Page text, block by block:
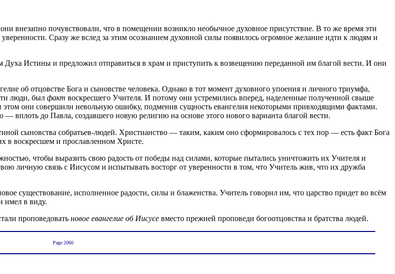
внезапно почувствовали, что в помещении возникло необычное духовное присутствие. В то же время эти
Сразу же вслед за этим осознанием духовной силы появилось огромное желание идти к людям и
Духа Истины и предложил отправиться в храм и приступить к возвещению переданной им благой вести. И они
об отцовстве Бога и сыновстве человека. Однако в тот момент духовного упоения и личного триумфа,
люди, был факт воскресшего Учителя. И потому они устремились вперед, наделенные полученной свыше
они совершили невольную ошибку, подменив сущность евангелия некоторыми привходящими фактами.
до Павла, создавшего новую религию на основе этого нового варианта благой вести.
сыновства собратьев-людей. Христианство — таким, каким оно сформировалось с тех пор — есть факт Бога
в воскресшем и прославленном Христе.
чтобы выразить свою радость от победы над силами, которые пытались уничтожить их Учителя и
личную связь с Иисусом и испытывать восторг от уверенности в том, что Учитель жив, что их дружба
существование, исполненное радости, силы и блаженства. Учитель говорил им, что царство придет во всём
имел в виду.
проповедовать новое евангелие об Иисусе вместо прежней проповеди богоотцовства и братства людей.
Page 2060